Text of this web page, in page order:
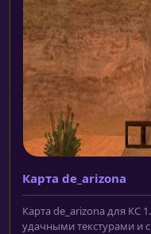
Карта de_arizona
Карта de_arizona для КС
удачными текстурами и